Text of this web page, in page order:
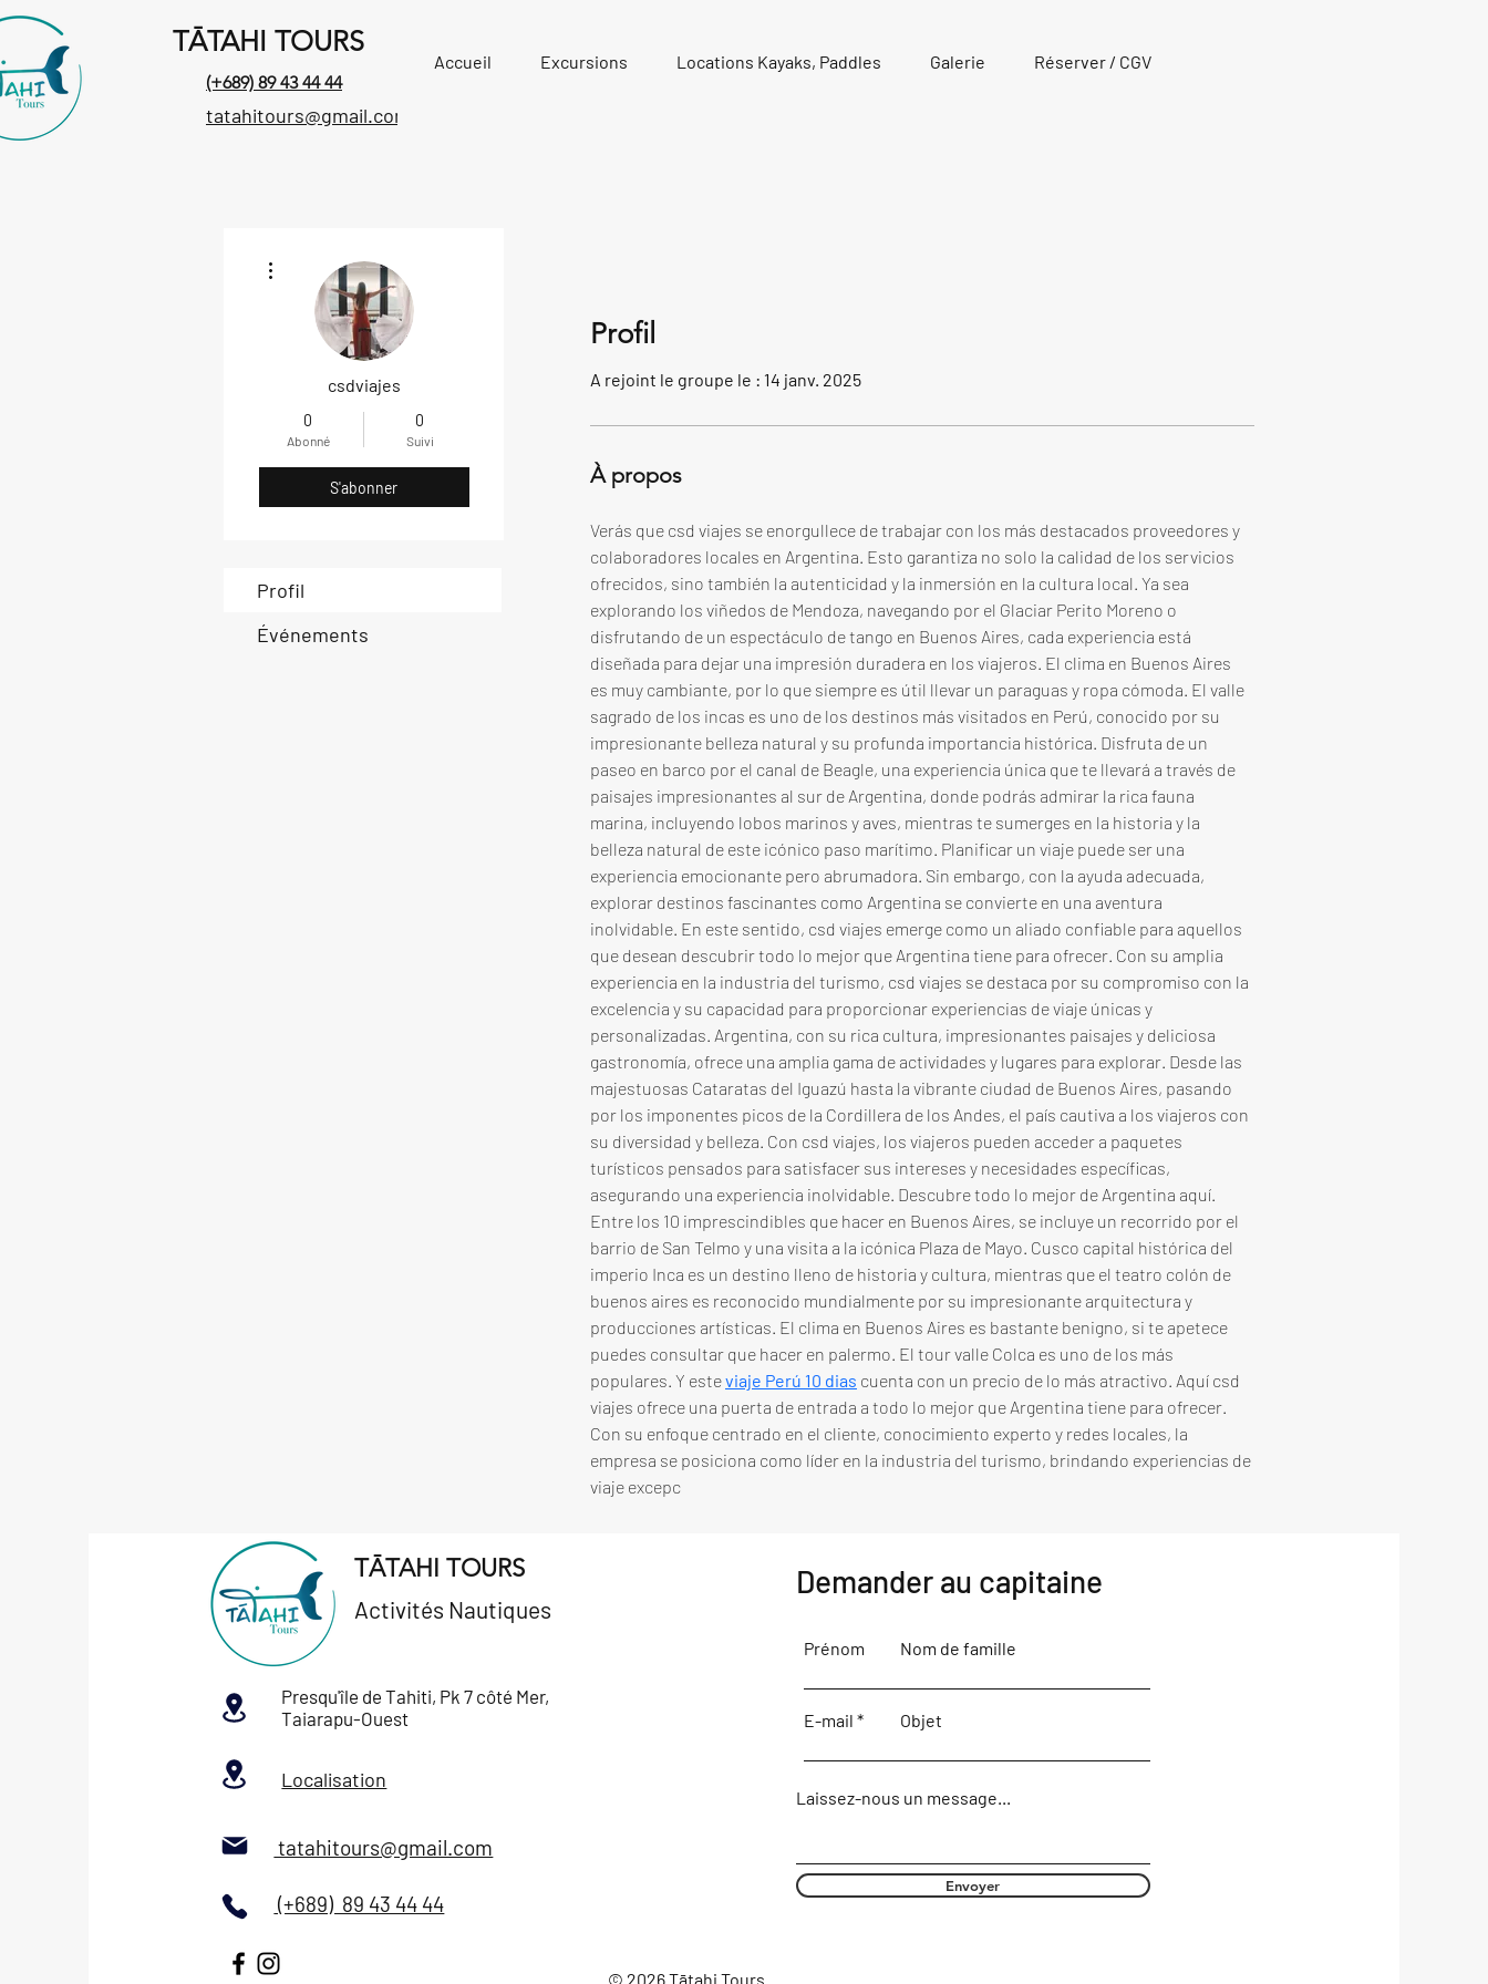
TĀTAHI TOURS
(+689) 89 43 44 44
tatahitours@gmail.com
Accueil Excursions Locations Kayaks, Paddles Galerie Réserver / CGV
Profil
A rejoint le groupe le : 14 janv. 2025
À propos
Verás que csd viajes se enorgullece de trabajar con los más destacados proveedores y
colaboradores locales en Argentina. Esto garantiza no solo la calidad de los servicios
ofrecidos, sino también la autenticidad y la inmersión en la cultura local. Ya sea
explorando los viñedos de Mendoza, navegando por el Glaciar Perito Moreno o
disfrutando de un espectáculo de tango en Buenos Aires, cada experiencia está
diseñada para dejar una impresión duradera en los viajeros. El clima en Buenos Aires
es muy cambiante, por lo que siempre es útil llevar un paraguas y ropa cómoda. El valle
sagrado de los incas es uno de los destinos más visitados en Perú, conocido por su
impresionante belleza natural y su profunda importancia histórica. Disfruta de un
paseo en barco por el canal de Beagle, una experiencia única que te llevará a través de
paisajes impresionantes al sur de Argentina, donde podrás admirar la rica fauna
marina, incluyendo lobos marinos y aves, mientras te sumerges en la historia y la
belleza natural de este icónico paso marítimo. Planificar un viaje puede ser una
experiencia emocionante pero abrumadora. Sin embargo, con la ayuda adecuada,
explorar destinos fascinantes como Argentina se convierte en una aventura
inolvidable. En este sentido, csd viajes emerge como un aliado confiable para aquellos
que desean descubrir todo lo mejor que Argentina tiene para ofrecer. Con su amplia
experiencia en la industria del turismo, csd viajes se destaca por su compromiso con la
excelencia y su capacidad para proporcionar experiencias de viaje únicas y
personalizadas. Argentina, con su rica cultura, impresionantes paisajes y deliciosa
gastronomía, ofrece una amplia gama de actividades y lugares para explorar. Desde las
majestuosas Cataratas del Iguazú hasta la vibrante ciudad de Buenos Aires, pasando
por los imponentes picos de la Cordillera de los Andes, el país cautiva a los viajeros con
su diversidad y belleza. Con csd viajes, los viajeros pueden acceder a paquetes
turísticos pensados para satisfacer sus intereses y necesidades específicas,
asegurando una experiencia inolvidable. Descubre todo lo mejor de Argentina aquí.
Entre los 10 imprescindibles que hacer en Buenos Aires, se incluye un recorrido por el
barrio de San Telmo y una visita a la icónica Plaza de Mayo. Cusco capital histórica del
imperio Inca es un destino lleno de historia y cultura, mientras que el teatro colón de
buenos aires es reconocido mundialmente por su impresionante arquitectura y
producciones artísticas. El clima en Buenos Aires es bastante benigno, si te apetece
puedes consultar que hacer en palermo. El tour valle Colca es uno de los más
populares. Y este viaje Perú 10 dias cuenta con un precio de lo más atractivo. Aquí csd
viajes ofrece una puerta de entrada a todo lo mejor que Argentina tiene para ofrecer.
Con su enfoque centrado en el cliente, conocimiento experto y redes locales, la
empresa se posiciona como líder en la industria del turismo, brindando experiencias de
viaje excepc
csdviajes
0
Abonné
0
Suivi
S'abonner
Profil
Événements
TĀTAHI TOURS
Activités Nautiques
Presqu'île de Tahiti, Pk 7 côté Mer,
Taiarapu-Ouest
Localisation
tatahitours@gmail.com
(+689) 89 43 44 44
Demander au capitaine
Prénom Nom de famille
E-mail Objet
Laissez-nous un message...
Envoyer
© 2026 Tātahi Tours